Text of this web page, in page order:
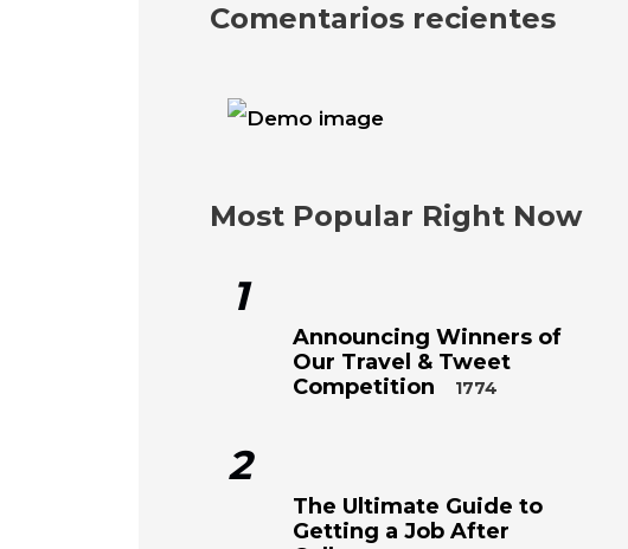
Comentarios recientes
Most Popular Right Now
1
Announcing Winners of
Our Travel & Tweet
Competition
1774
2
The Ultimate Guide to
Getting a Job After